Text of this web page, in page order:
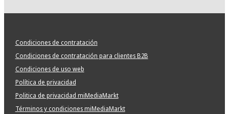
Condiciones de contratación
Condiciones de contratación para clientes B2B
Condiciones de uso web
Política de privacidad
Politica de privacidad miMediaMarkt
Términos y condiciones miMediaMarkt